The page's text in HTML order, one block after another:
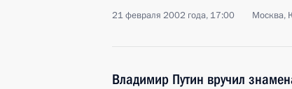
21 февраля 2002 года, 17:00 Москва,
Владимир Путин вручил